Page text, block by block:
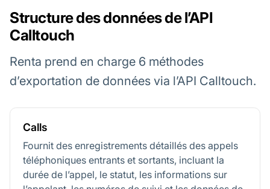
Structure des données de l’API
Calltouch
Renta prend en charge 6 méthodes
d’exportation de données via l’API Calltouch.
Calls
Fournit des enregistrements détaillés des appels
téléphoniques entrants et sortants, incluant la
durée de l’appel, le statut, les informations sur